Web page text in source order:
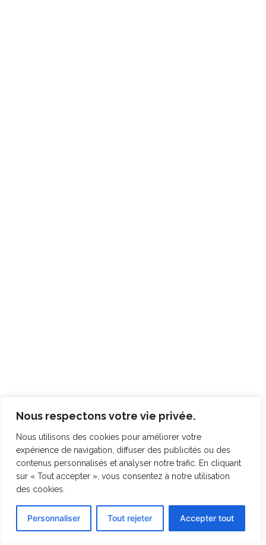
Nous respectons votre vie privée.
Nous utilisons des cookies pour améliorer votre
expérience de navigation, diffuser des publicités ou des
contenus personnalisés et analyser notre trafic. En cliquant
sur « Tout accepter », vous consentez à notre utilisation
des cookies.
Personnaliser Tout rejeter Accepter tout